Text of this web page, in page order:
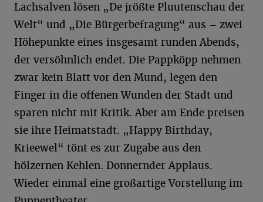
Lachsalven lösen „De jrößte Pluutenschau der
Welt“ und „Die Bürgerbefragung“ aus – zwei
Höhepunkte eines insgesamt runden Abends,
der versöhnlich endet. Die Pappköpp nehmen
zwar kein Blatt vor den Mund, legen den
Finger in die offenen Wunden der Stadt und
sparen nicht mit Kritik. Aber am Ende preisen
sie ihre Heimatstadt. „Happy Birthday,
Krieewel“ tönt es zur Zugabe aus den
hölzernen Kehlen. Donnernder Applaus.
Wieder einmal eine großartige Vorstellung im